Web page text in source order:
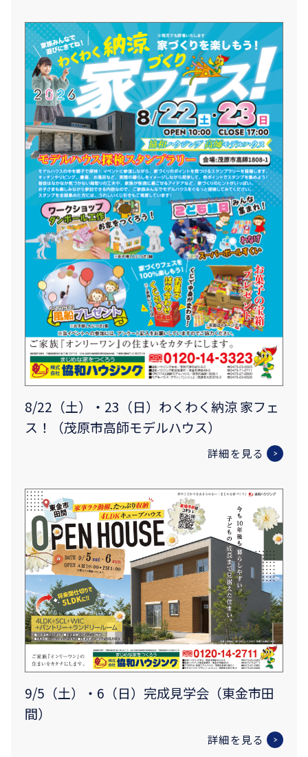
8/22（土）・23（日）わくわく納涼 家フェ
ス！（茂原市高師モデルハウス）
詳細を見る
9/5（土）・6（日）完成見学会（東金市田
間）
詳細を見る